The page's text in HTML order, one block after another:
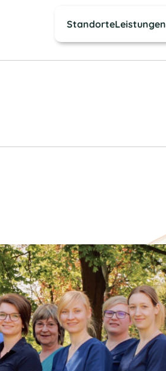
StandorteLeistungen